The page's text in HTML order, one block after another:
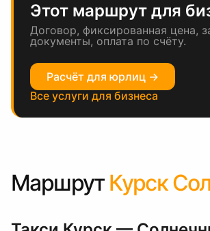
Этот маршрут для
Договор, фиксированная цена,
документы, оплата по счёту.
Расчёт для юрлиц →
Все услуги для бизнеса
Маршрут Курск